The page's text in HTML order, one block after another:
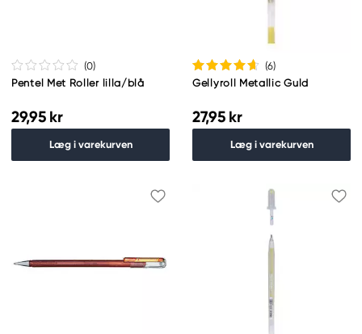
(0)
Pentel Met Roller lilla/blå
29,95 kr
Læg i varekurven
(6)
Gellyroll Metallic Guld
27,95 kr
Læg i varekurven